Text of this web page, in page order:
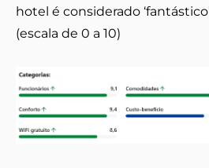
hotel é considerado
(escala de 0 a 10)